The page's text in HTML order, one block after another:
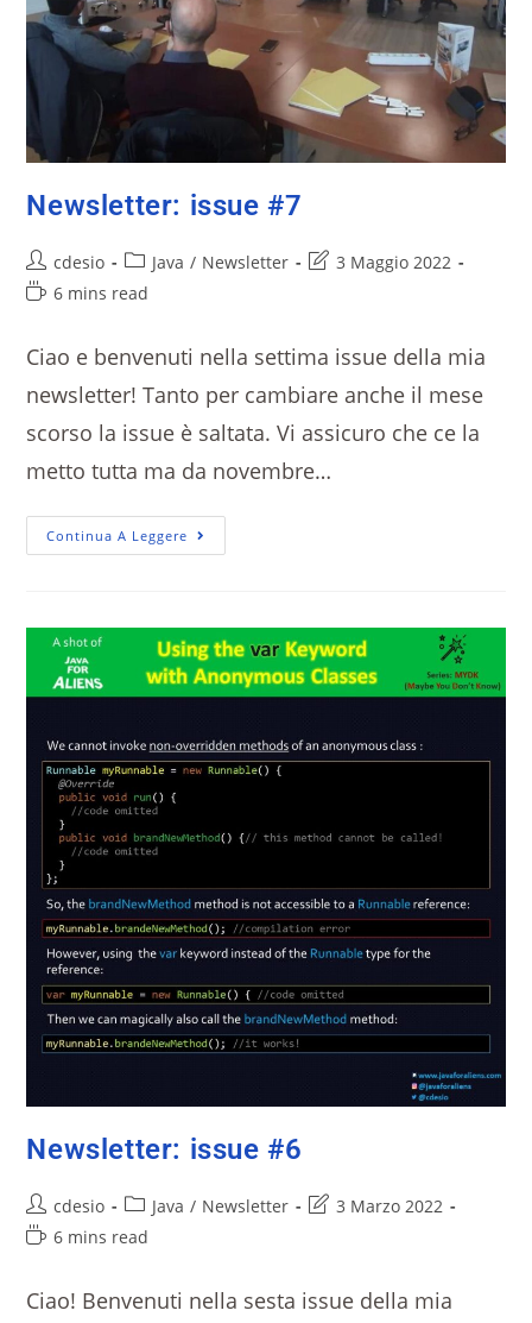
Newsletter: issue #7
cdesio Java / Newsletter
3 Maggio 2022
6 mins read
Ciao e benvenuti nella settima issue della mia
newsletter! Tanto per cambiare anche il mese
scorso la issue è saltata. Vi assicuro che ce la
metto tutta ma da novembre…
Continua A Leggere
Newsletter: issue #6
cdesio Java / Newsletter
3 Marzo 2022
6 mins read
Ciao! Benvenuti nella sesta issue della mia